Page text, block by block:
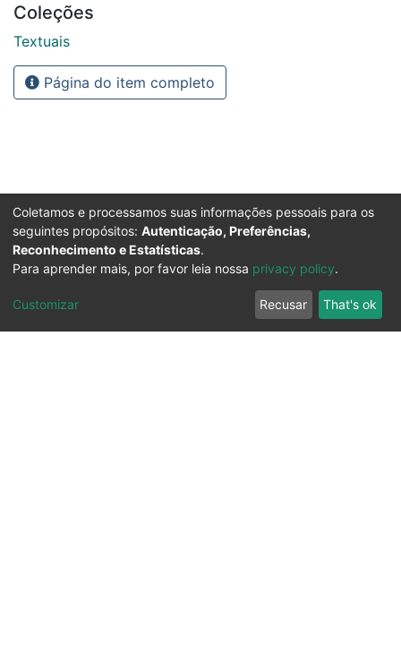
Coleções
Textuais
Página do item completo
Coletamos e processamos suas informações pessoais para os
seguintes propósitos: Autenticação, Preferências,
Reconhecimento e Estatísticas.
Para aprender mais, por favor leia nossa privacy policy.
Customizar Recusar That's ok